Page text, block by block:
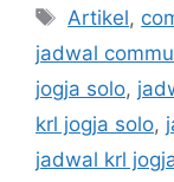
Tag
Artikel,
jadwal
jogja solo,
krl jogja solo,
jadwal krl